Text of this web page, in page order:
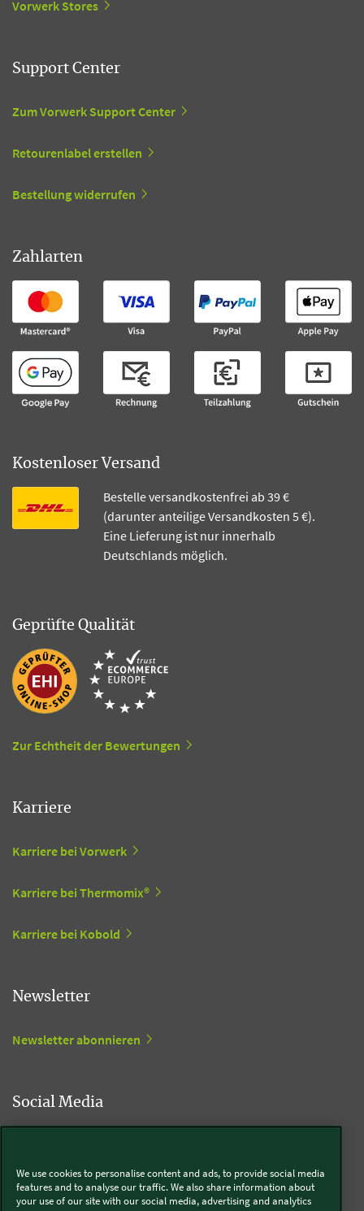
Vorwerk Stores
Support Center
Zum Vorwerk Support Center
Retourenlabel erstellen
Bestellung widerrufen
Zahlarten
Kostenloser Versand
Bestelle versandkostenfrei ab 39 €
(darunter anteilige Versandkosten 5 €).
Eine Lieferung ist nur innerhalb
Deutschlands möglich.
Geprüfte Qualität
Zur Echtheit der Bewertungen
Karriere
Karriere bei Vorwerk
Karriere bei Thermomix®
Karriere bei Kobold
Newsletter
Newsletter abonnieren
Social Media
We use cookies to personalise content and ads, to provide social media
features and to analyse our traffic. We also share information about
your use of our site with our social media, advertising and analytics